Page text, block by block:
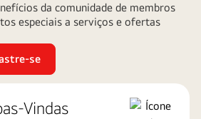
da comunidade de membros
especiais a serviços e ofertas
se
Vindas